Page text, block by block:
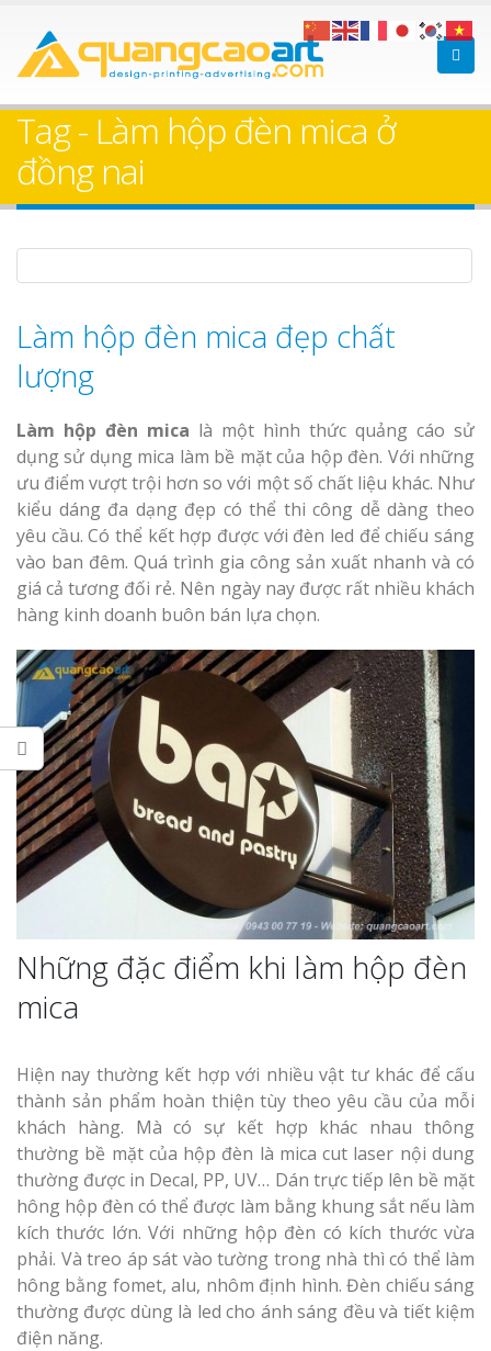
Tag - Làm hộp đèn mica ở
đồng nai
Làm hộp đèn mica đẹp chất
lượng
Làm hộp đèn mica là một hình thức quảng cáo sử
dụng sử dụng mica làm bề mặt của hộp đèn. Với những
ưu điểm vượt trội hơn so với một số chất liệu khác. Như
kiểu dáng đa dạng đẹp có thể thi công dễ dàng theo
yêu cầu. Có thể kết hợp được với đèn led để chiếu sáng
vào ban đêm. Quá trình gia công sản xuất nhanh và có
giá cả tương đối rẻ. Nên ngày nay được rất nhiều khách
hàng kinh doanh buôn bán lựa chọn.
Những đặc điểm khi làm hộp đèn
mica
Hiện nay thường kết hợp với nhiều vật tư khác để cấu
thành sản phẩm hoàn thiện tùy theo yêu cầu của mỗi
khách hàng. Mà có sự kết hợp khác nhau thông
thường bề mặt của hộp đèn là mica cut laser nội dung
thường được in Decal, PP, UV… Dán trực tiếp lên bề mặt
hông hộp đèn có thể được làm bằng khung sắt nếu làm
kích thước lớn. Với những hộp đèn có kích thước vừa
phải. Và treo áp sát vào tường trong nhà thì có thể làm
hông bằng fomet, alu, nhôm định hình. Đèn chiếu sáng
thường được dùng là led cho ánh sáng đều và tiết kiệm
điện năng.
Làm bảng hiệu gỗ tại
theo yêu cầu
Làm bảng hiệu gỗ tại
Biên Hòa
Làm bảng hiệu gỗ tại
Nghệ An
Làm Biển
Dương
Thi công
cáo Thuận
Dương
tóc Thuận An
Thi công
cáo Vinh
Làm biển
Nghệ An giá
Thi Công
Nghệ An Nâng Tầm
Hiệu
Làm Biển
Rẻ Tại Vinh Giải Pháp
Quả
Làm Hộp